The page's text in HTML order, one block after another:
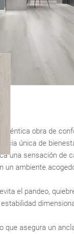
auténtica obra de
única de
una sensación de
un ambiente
el pandeo,
que asegura un